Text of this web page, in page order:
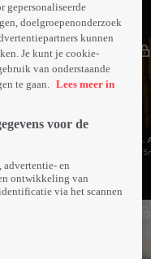
3.
gepersonaliseerde
doelgroepenonderzoek
kunnen
Je kunt je cookie-
van onderstaande
te gaan. Lees meer in
voor de
advertentie- en
ontwikkeling van
via het scannen